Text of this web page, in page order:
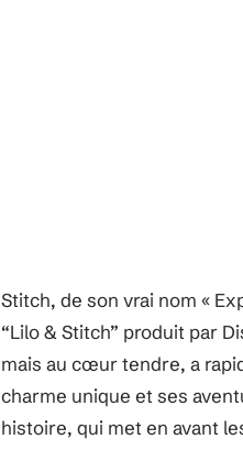
Stitch, de son vrai nom «
“Lilo & Stitch” produit par
mais au cœur tendre, a
charme unique et ses
histoire, qui met en avant